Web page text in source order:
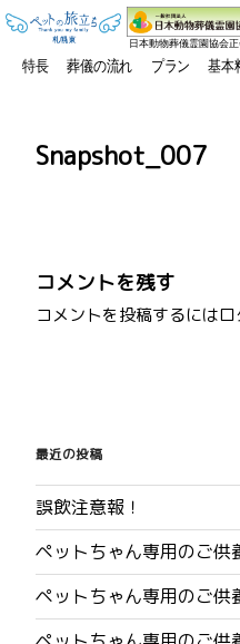
日本動物葬儀霊園協会正
特長 葬儀の流れ プラン 基本
Snapshot_007
コメントを残す
コメントを投稿するには
稿
ナ
ビ
ゲ
ー
最近の投稿
誤飲注意報！
ペットちゃん専用のご
ペットちゃん専用のご